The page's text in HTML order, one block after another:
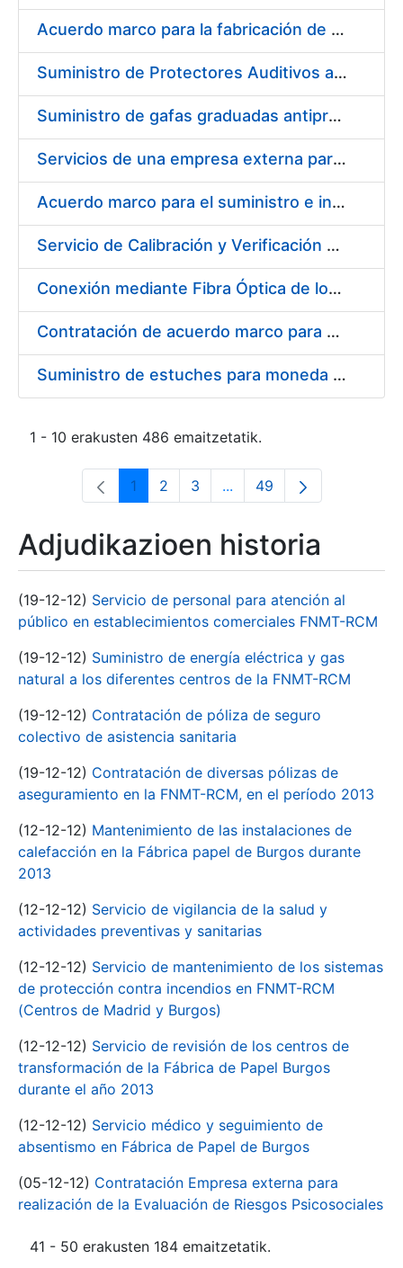
Erakutsi/Ezkutatu
Acuerdo marco para la fabricación de piezas
Suministro de Protectores Auditivos a medida para las personas trabajadoras de los Centros de Trabajo de Madrid y Burgos
Suministro de gafas graduadas antiproyecciones para los trabajadores de la FNMT-RCM en los centros de trabajo de Madrid y Burgos
Servicios de una empresa externa para el asesoramiento y resolución de los recursos de alzada que se presentan relacionados con procesos de selección para la FNMT-RCM
Acuerdo marco para el suministro e instalación de persianas, estores y otros complementos
Servicio de Calibración y Verificación Externa de los Equipos de Medición del Servicio de Prevención de la FNMT-RCM
Conexión mediante Fibra Óptica de los Centros de Proceso de Datos (CPDs) de las sedes de la FNMT-RCM de Burgos y Madrid
Contratación de acuerdo marco para el Suministro de Material de Electricidad para la Fábrica Nacional de Moneda y Timbre-Real Casa de la Moneda en su centro de trabajo de Burgos
Suministro de estuches para moneda de 30 €
1 - 10 erakusten 486 emaitzetatik.
Orrialdea
1 Orrialdea
2 Orrialdea
3 ...Intermediate Pages Use
Orrialdea
49
Adjudikazioen historia
(19-12-12) Servicio de personal para atención al
público en establecimientos comerciales FNMT-RCM
(19-12-12) Suministro de energía eléctrica y gas
natural a los diferentes centros de la FNMT-RCM
(19-12-12) Contratación de póliza de seguro
colectivo de asistencia sanitaria
(19-12-12) Contratación de diversas pólizas de
aseguramiento en la FNMT-RCM, en el período 2013
(12-12-12) Mantenimiento de las instalaciones de
calefacción en la Fábrica papel de Burgos durante
2013
(12-12-12) Servicio de vigilancia de la salud y
actividades preventivas y sanitarias
(12-12-12) Servicio de mantenimiento de los sistemas
de protección contra incendios en FNMT-RCM
(Centros de Madrid y Burgos)
(12-12-12) Servicio de revisión de los centros de
transformación de la Fábrica de Papel Burgos
durante el año 2013
(12-12-12) Servicio médico y seguimiento de
absentismo en Fábrica de Papel de Burgos
(05-12-12) Contratación Empresa externa para
realización de la Evaluación de Riesgos Psicosociales
41 - 50 erakusten 184 emaitzetatik.